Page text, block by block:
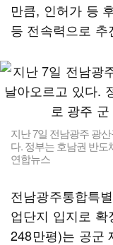
만큼, 인허가 등
등 전속력으로 추
지난 7일 전남광주 광
다. 정부는 호남권 반
연합뉴스
전남광주통합특
업단지 입지로
248만평)는 공군